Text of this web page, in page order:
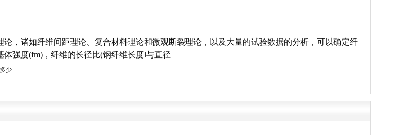
论，诸如纤维间距理论、复合材料理论和微观断裂理论，以及大量的试验数据的分析，可以确定纤
强度(fm)，纤维的长径比(钢纤维长度l与直径
少